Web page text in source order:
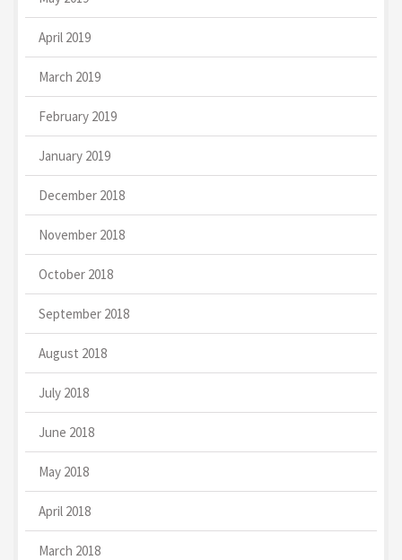
April 2019
March 2019
February 2019
January 2019
December 2018
November 2018
October 2018
September 2018
August 2018
July 2018
June 2018
May 2018
April 2018
March 2018